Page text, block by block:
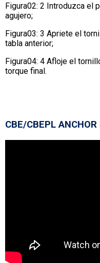
Figura02: 2 Introduzca el
agujero;
Figura03: 3 Apriete el
tabla anterior;
Figura04: 4 Afloje el
torque final.
CBE/CBEPL ANCHOR